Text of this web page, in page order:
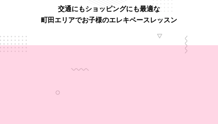
交通にもショッピングにも最適な
町田エリアでお子様のエレキベースレッスン